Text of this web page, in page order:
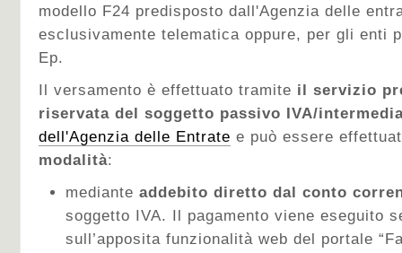
modello F24 predisposto dall'Agenzia delle
esclusivamente telematica oppure, per gli enti
Ep.
Il versamento è effettuato tramite il servizio
riservata del soggetto passivo IVA/
dell'Agenzia delle Entrate e può essere
modalità:
mediante addebito diretto dal conto
soggetto IVA. Il pagamento viene eseguito
sull’apposita funzionalità web del portale